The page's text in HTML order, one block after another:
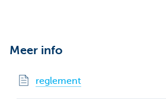
Meer info
reglement